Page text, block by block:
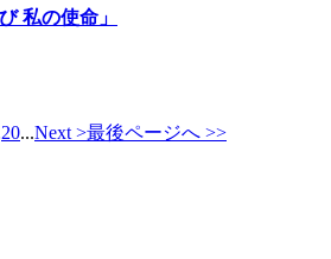
私の使命」
20...Next >最後ページへ >>